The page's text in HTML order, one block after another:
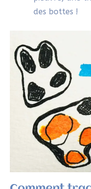
sans chercher
28/
Merci pour
Par sa
effet,
liberté!